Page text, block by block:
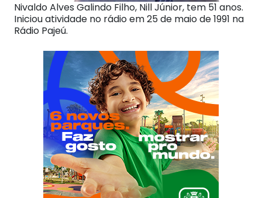
Nivaldo Alves Galindo Filho, Nill Júnior, tem 51 anos.
Iniciou atividade no rádio em 25 de maio de 1991 na
Rádio Pajeú.